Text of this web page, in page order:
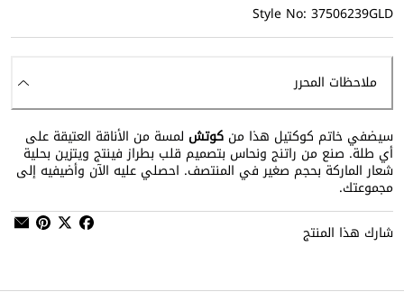
Style No: 37506239GLD
ملاحظات المحرر
سيضفي خاتم كوكتيل هذا من كوتش لمسة من الأناقة العتيقة على
أي طلة. صنع من راتنج ونحاس بتصميم قلب بطراز فينتج ويتزين بحلية
شعار الماركة بحجم صغير في المنتصف. احصلي عليه الآن وأضيفيه إلى
مجموعتك.
شارك هذا المنتج